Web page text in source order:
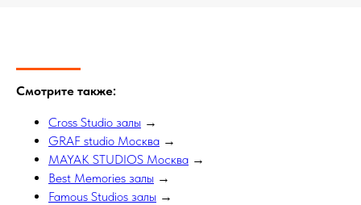
Смотрите также:
Cross Studio залы →
GRAF studio Москва →
MAYAK STUDIOS Москва →
Best Memories залы →
Famous Studios залы →